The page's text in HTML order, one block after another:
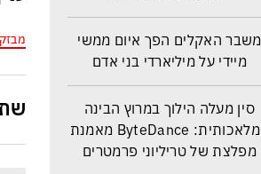
משבר האקלים הפך איום ממשי
מיידי על מיליארדי בני אדם
סין מעלה הילוך במרוץ הבינה
המלאכותית: ByteDance מאמנת
מפלצת של טריליוני פרמטרים
מבזק